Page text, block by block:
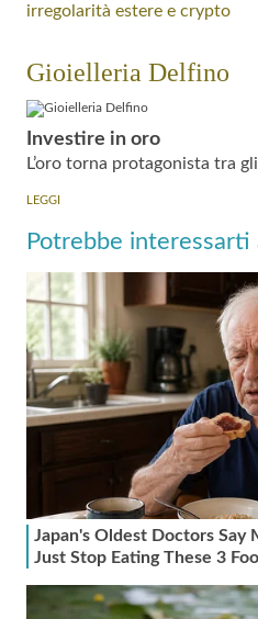
irregolarità estere e crypto
Gioielleria Delfino
Investire in oro
L’oro torna protagonista tra
LEGGI